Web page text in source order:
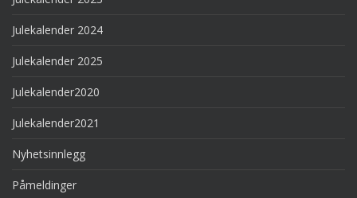
Julekalender 2024
Julekalender 2025
Julekalender2020
Julekalender2021
Nyhetsinnlegg
Påmeldinger